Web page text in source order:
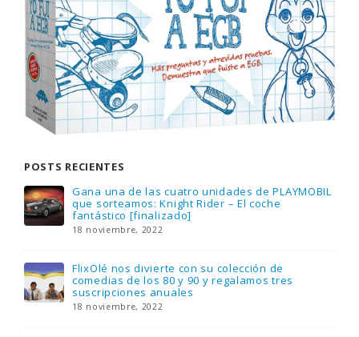
POSTS RECIENTES
Gana una de las cuatro unidades de PLAYMOBIL
que sorteamos: Knight Rider – El coche
fantástico [finalizado]
18 noviembre, 2022
FlixOlé nos divierte con su colección de
comedias de los 80 y 90 y regalamos tres
suscripciones anuales
18 noviembre, 2022